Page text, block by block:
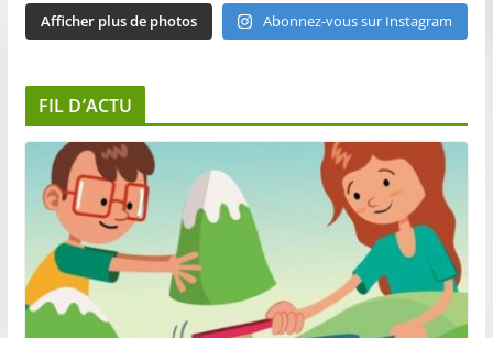
Afficher plus de photos Abonnez-vous sur Instagram
FIL D’ACTU